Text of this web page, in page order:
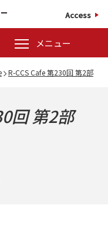
Access
メニュー
R-CCS Cafe 第230回 第2部
回 第2部